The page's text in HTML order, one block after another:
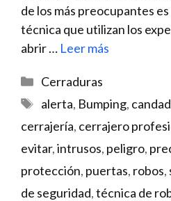
de⁣ los⁢ más preocupantes
técnica que utilizan los
abrir … Leer más
Categorías
Cerraduras
Etiquetas
alerta, Bumping,
cerrajería, cerrajero
evitar,intrusos, peligro,
protección, puertas, robos,
de seguridad,técnica de